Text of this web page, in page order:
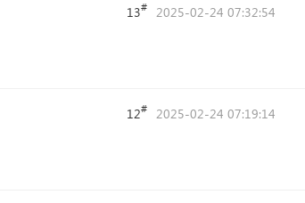
13# 2025-02-24 07:32:54
12# 2025-02-24 07:19:14